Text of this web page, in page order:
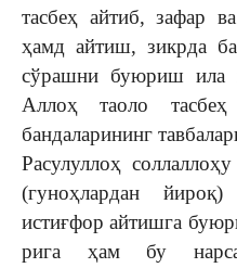
тасбеҳ ай­тиб, зафар
ҳамд айтиш, зикрда
сў­рашни буюриш ила
Аллоҳ таоло
бандаларининг
Расулуллоҳ
(гу­ноҳ­лардан
истиғфор ай­тиш­га
ри­га ҳам бу